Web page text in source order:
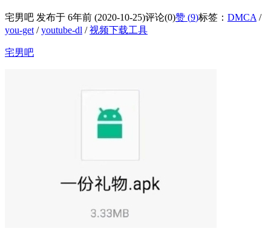
宅男吧 发布于 6年前 (2020-10-25)评论(0)赞 (9)标签： DMCA /
you-get /youtube-dl /视频下载工具
宅男吧